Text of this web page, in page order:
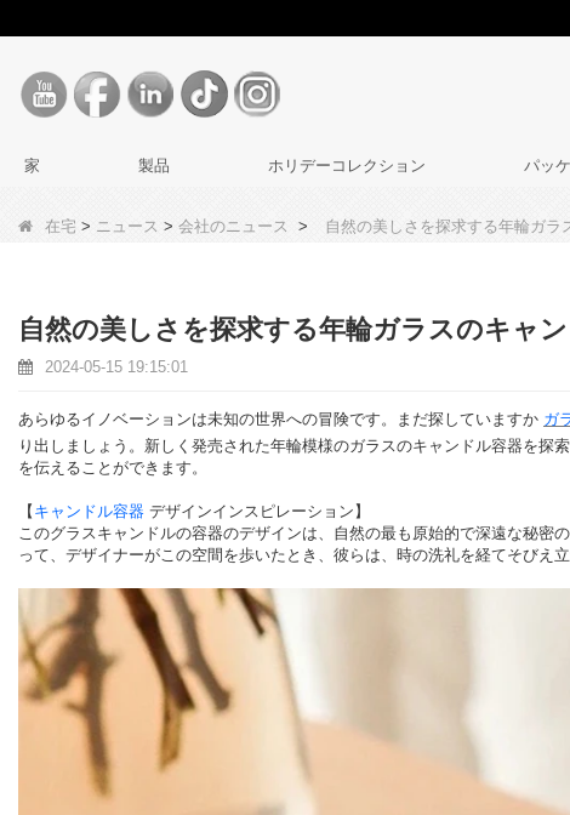
家 製品 ホリデーコレクション パッ
在宅 > ニュース > 会社のニュース > 自然の美しさを探求する年輪ガラ
自然の美しさを探求する年輪ガラスのキャ
2024-05-15 19:15:01
あらゆるイノベーションは未知の世界への冒険です。まだ探していますか ガ
り出しましょう。新しく発売された年輪模様のガラスのキャンドル容器を
を伝えることができます。
【 キャンドル容器 デザインインスピレーション】
このグラスキャンドルの容器のデザインは、自然の最も原始的で深遠な秘
って、デザイナーがこの空間を歩いたとき、彼らは、時の洗礼を経てそびえ